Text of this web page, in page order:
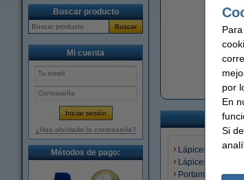
Buscar producto
Buscar
Mi cuenta
¿Has olvidado la contraseña?
Métodos de pago:
Lápices para
Lápices
Portaminas
por
En
Si